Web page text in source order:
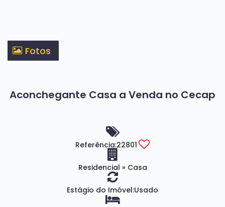
Fotos
Aconchegante Casa a Venda no Cecap
Referência:22801
Residencial » Casa
Estágio do Imóvel:Usado